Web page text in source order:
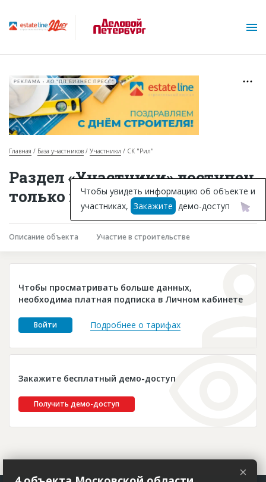
Горячие объекты
База строящихся объектов
Инвестпроекты
Глоссарий
Платные услуги
Пресс-релизы
РЕКЛАМА • АО "ДП БИЗНЕС ПРЕСС"
Главная База участников Участники СК "Рил"
Раздел «Участники» доступен
только подписчикам
Описание объекта Участие в строительстве
Чтобы просматривать больше данных,
необходима платная подписка в Личном кабинете
Войти Подробнее о тарифах
Закажите бесплатный демо-доступ
Получить демо-доступ
Чтобы увидеть информацию об объекте и
участниках, Закажите демо-доступ
×